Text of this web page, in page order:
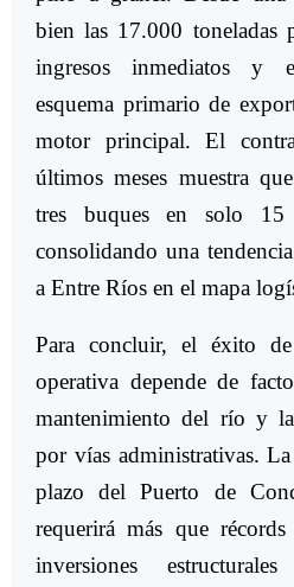
bien las 17.000 toneladas
ingresos inmediatos y
esquema primario de
motor principal. El
últimos meses muestra
tres buques en solo 15
consolidando una
a Entre Ríos en el mapa
Para concluir, el éxito
operativa depende de
mantenimiento del río y
por vías administrativas.
plazo del Puerto de
requerirá más que
inversiones